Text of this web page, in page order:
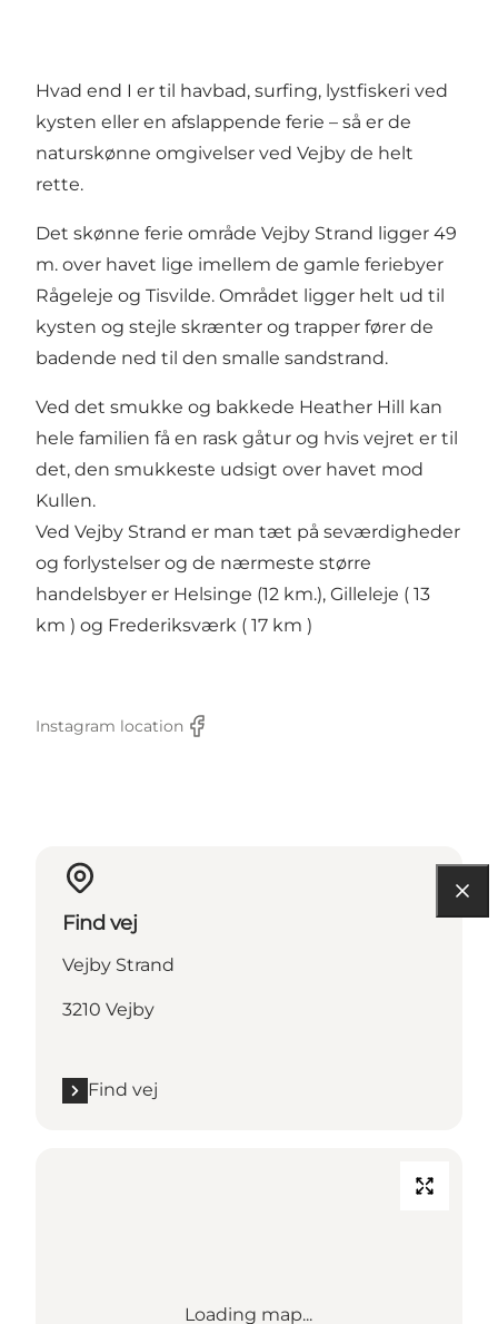
Hvad end I er til havbad, surfing, lystfiskeri ved
kysten eller en afslappende ferie – så er de
naturskønne omgivelser ved Vejby de helt
rette.
Det skønne ferie område Vejby Strand ligger 49
m. over havet lige imellem de gamle feriebyer
Rågeleje og Tisvilde. Området ligger helt ud til
kysten og stejle skrænter og trapper fører de
badende ned til den smalle sandstrand.
Ved det smukke og bakkede Heather Hill kan
hele familien få en rask gåtur og hvis vejret er til
det, den smukkeste udsigt over havet mod
Kullen.
Ved Vejby Strand er man tæt på seværdigheder
og forlystelser og de nærmeste større
handelsbyer er Helsinge (12 km.), Gilleleje ( 13
km ) og Frederiksværk ( 17 km )
Instagram location
Facebook
Find vej
Vejby Strand
3210 Vejby
Find vej
Loading map...